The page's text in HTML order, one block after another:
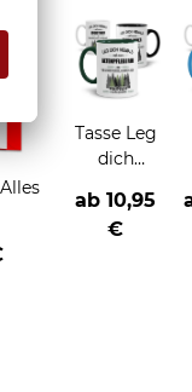
Tasse Leg
dich
mit -
Beruf- an
ab10,95
€